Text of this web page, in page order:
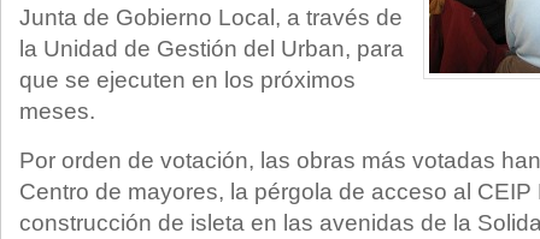
Junta de Gobierno Local, a través de
la Unidad de Gestión del Urban, para
que se ejecuten en los próximos
meses.
Por orden de votación, las obras más votadas
Centro de mayores, la pérgola de acceso al
construcción de isleta en las avenidas de la